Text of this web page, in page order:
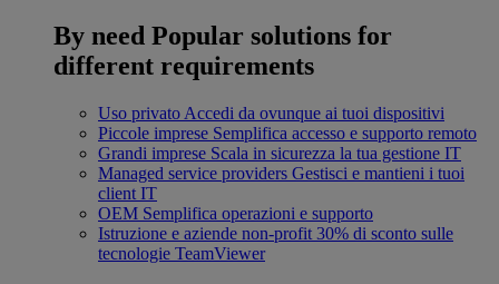
By need Popular solutions for
different requirements
Uso privato Accedi da ovunque ai tuoi dispositivi
Piccole imprese Semplifica accesso e supporto remoto
Grandi imprese Scala in sicurezza la tua gestione IT
Managed service providers Gestisci e mantieni i tuoi
client IT
OEM Semplifica operazioni e supporto
Istruzione e aziende non-profit 30% di sconto sulle
tecnologie TeamViewer